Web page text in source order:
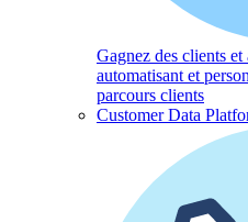
Gagnez des clients
automatisant et
parcours clients
Customer Data